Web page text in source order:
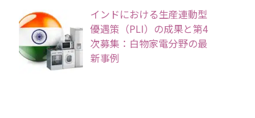
インドにおける生産連動型
優遇策（PLI）の成果と第4
次募集：白物家電分野の最
新事例